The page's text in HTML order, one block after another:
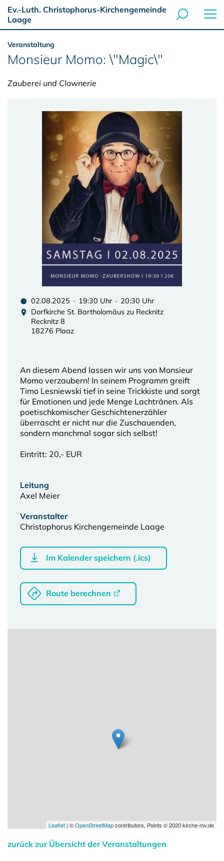
Ev.-Luth. Christophorus-Kirchengemeinde
Laage
Veranstaltung
Monsieur Momo: \"Magic\"
Zauberei und Clownerie
02.08.2025 · 19:30 Uhr · 20:30 Uhr
Dorfkirche St. Bartholomäus zu Recknitz
Recknitz 8
18276 Plaaz
An diesem Abend lassen wir uns von Monsieur
Momo verzaubern! In seinem Programm greift
Timo Lesniewski tief in seine Trickkiste und sorgt
für Emotionen und jede Menge Lachtränen. Als
poetischkomischer Geschichtenerzähler
überrascht er nicht nur die Zuschauenden,
sondern manchmal sogar sich selbst!
Eintritt: 20,- EUR
Leitung
Axel Meier
Veranstalter
Christophorus Kirchengemeinde Laage
Im Kalender speichern (.ics)
Route berechnen
Leaflet | ©OpenStreetMapcontributors, Points © 2020 kirche-mv.de
zurück zur Übersicht der Veranstaltungen